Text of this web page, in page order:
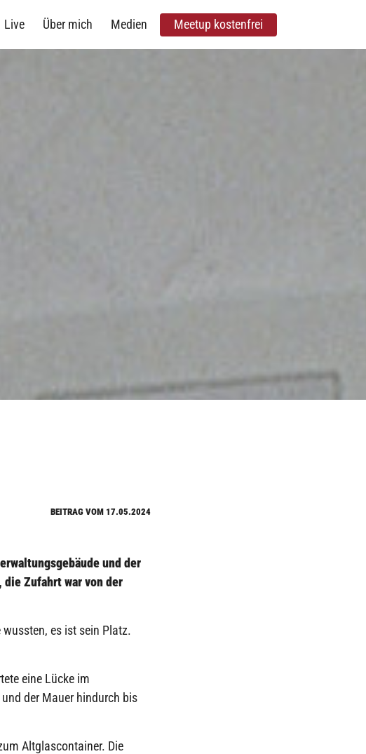
Live Über mich Medien Meetup kostenfrei
BEITRAG VOM 17.05.2024
und der
die Zufahrt war von der
es ist sein Platz.
eine Lücke im
der Mauer hindurch bis
Altglascontainer. Die